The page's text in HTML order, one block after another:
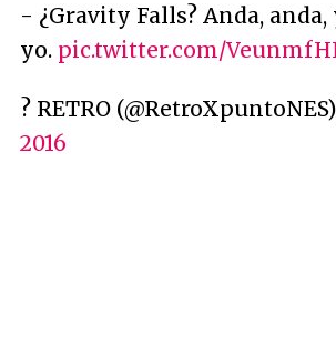
- ¿Gravity Falls? Anda,
yo. pic.twitter.com/
? RETRO (@RetroXpuntoNES)
2016